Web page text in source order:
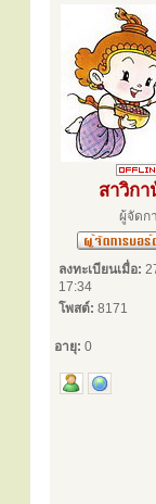
สาวิกา
ผู้จัดก
ลงทะเบียนเมื่อ:
17:34
โพสต์: 8171
อายุ: 0